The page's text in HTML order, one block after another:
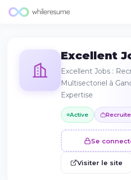
Excellent
Excellent Jobs :
Multisectoriel à
Expertise
Active
Se
Visiter le site